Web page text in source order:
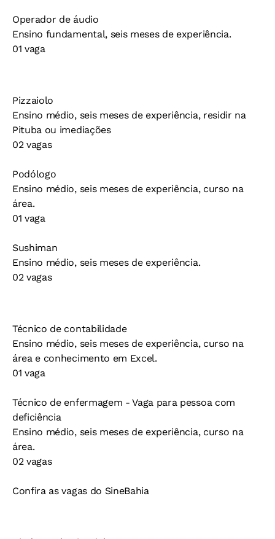
Operador de áudio
Ensino fundamental, seis meses de experiência.
01 vaga
Pizzaiolo
Ensino médio, seis meses de experiência, residir na
Pituba ou imediações
02 vagas
Podólogo
Ensino médio, seis meses de experiência, curso na
área.
01 vaga
Sushiman
Ensino médio, seis meses de experiência.
02 vagas
Técnico de contabilidade
Ensino médio, seis meses de experiência, curso na
área e conhecimento em Excel.
01 vaga
Técnico de enfermagem - Vaga para pessoa com
deficiência
Ensino médio, seis meses de experiência, curso na
área.
02 vagas
Confira as vagas do SineBahia